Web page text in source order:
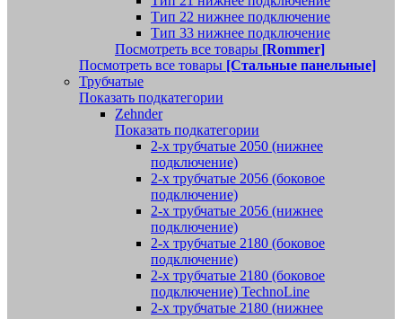
Тип 22 нижнее подключение
Тип 33 нижнее подключение
Посмотреть все товары [Rommer]
Посмотреть все товары [Стальные панельные]
Трубчатые
Показать подкатегории
Zehnder
Показать подкатегории
2-х трубчатые 2050 (нижнее
подключение)
2-х трубчатые 2056 (боковое
подключение)
2-х трубчатые 2056 (нижнее
подключение)
2-х трубчатые 2180 (боковое
подключение)
2-х трубчатые 2180 (боковое
подключение) TechnoLine
2-х трубчатые 2180 (нижнее